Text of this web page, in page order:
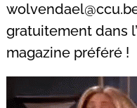
gratuitement dans
magazine préféré !
Recherche
pour
: